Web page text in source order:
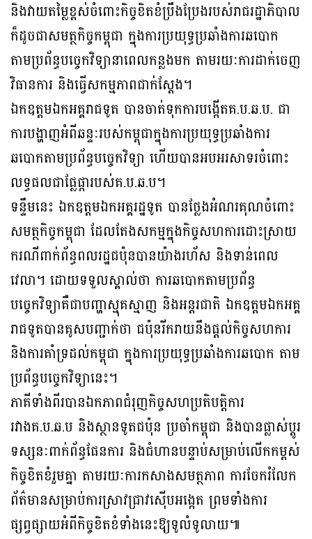
និងវាយតម្លៃខ្ពស់ចំពោះកិច្ចខិតខំប្រឹងប្រែងរបស់រាជរដ្ឋាភិបាល
ក៏ដូចជាសមត្ថកិច្ចកម្ពុជា ក្នុងការប្រយុទ្ធប្រឆាំងការឆបោក
តាមប្រព័ន្ធបច្ចេកវិទ្យានាពេលកន្លងមក តាមរយៈការដាក់ចេញ
វិធានការ និងធ្វើសកម្មភាពជាក់ស្តែង។
ឯកឧត្តមឯកអគ្គរាជទូត បានចាត់ទុកការបង្កើតគ.ប.ឆ.ប. ជា
ការបង្ហាញអំពីឆន្ទៈរបស់កម្ពុជាក្នុងការប្រយុទ្ធប្រឆាំងការ
ឆបោកតាមប្រព័ន្ធបច្ចេកវិទ្យា ហើយបានអបអរសាទរចំពោះ
លទ្ធផលជាផ្លែផ្ការបស់គ.ប.ឆ.ប។
ទន្ទឹមនេះ ឯកឧត្តមឯកអគ្គរដ្ឋទូត បានថ្លែងអំណរគុណចំពោះ
សមត្ថកិច្ចកម្ពុជា ដែលតែងសកម្មក្នុងកិច្ចសហការដោះស្រាយ
ករណីពាក់ព័ន្ធពលរដ្ឋជប៉ុនបានយ៉ាងរហ័ស និងទាន់ពេល
វេលា។ ដោយទទួលស្គាល់ថា ការឆបោកតាមប្រព័ន្ធ
បច្ចេកវិទ្យាគឺជាបញ្ហាស្មុគស្មាញ និងអន្តរជាតិ ឯកឧត្តមឯកអគ្គ
រាជទូតបានគូសបញ្ជាក់ថា ជប៉ុនរីករាយនឹងផ្តល់កិច្ចសហការ
និងការគាំទ្រដល់កម្ពុជា ក្នុងការប្រយុទ្ធប្រឆាំងការឆបោក តាម
ប្រព័ន្ធបច្ចេកវិទ្យានេះ។
ភាគីទាំងពីរបានឯកភាពជំរុញកិច្ចសហប្រតិបត្តិការ
រវាងគ.ប.ឆ.ប និងស្ថានទូតជប៉ុន ប្រចាំកម្ពុជា និងបានផ្លាស់ប្តូរ
ទស្សនៈពាក់ព័ន្ធផែនការ និងជំហានបន្ទាប់សម្រាប់លើកកម្ពស់
កិច្ចខិតខំរួមគ្នា តាមរយៈការកសាងសមត្ថភាព ការចែករំលែក
ព័ត៌មានសម្រាប់ការស្រាវជ្រាវស៊ើបអង្កេត ព្រមទាំងការ
ផ្សព្វផ្សាយអំពីកិច្ចខិតខំទាំងនេះឱ្យទូលំទូលាយ៕